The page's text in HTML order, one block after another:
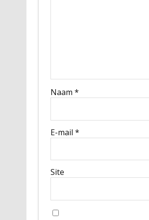
Naam *
E-mail *
Site